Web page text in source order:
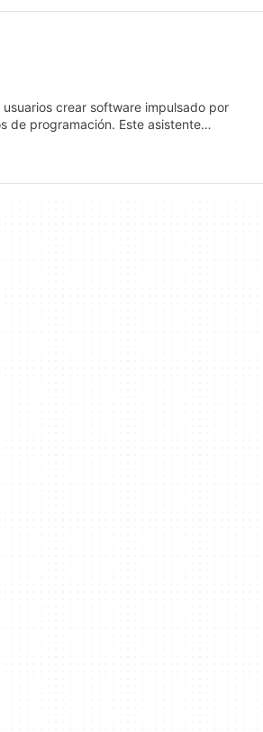
crear software impulsado por
de programación. Este asistente…